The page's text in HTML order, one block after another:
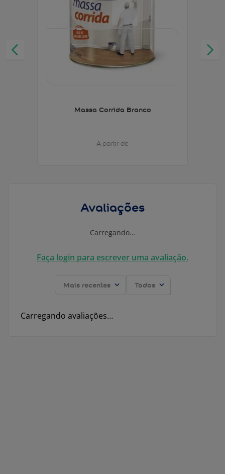
Massa Corrida Branco
A partir de
Avaliações
Carregando…
Faça login para escrever uma avaliação.
Mais recentes Todos
Carregando avaliações…